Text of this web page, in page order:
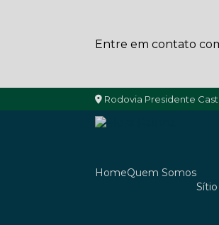
Entre em contato
Rodovia Presidente
Home Quem Somos